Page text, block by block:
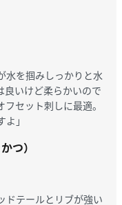
水を掴みしっかりと水
良いけど柔らかいので
セット刺しに最適。
」
つ）
ドテールとリブが強い